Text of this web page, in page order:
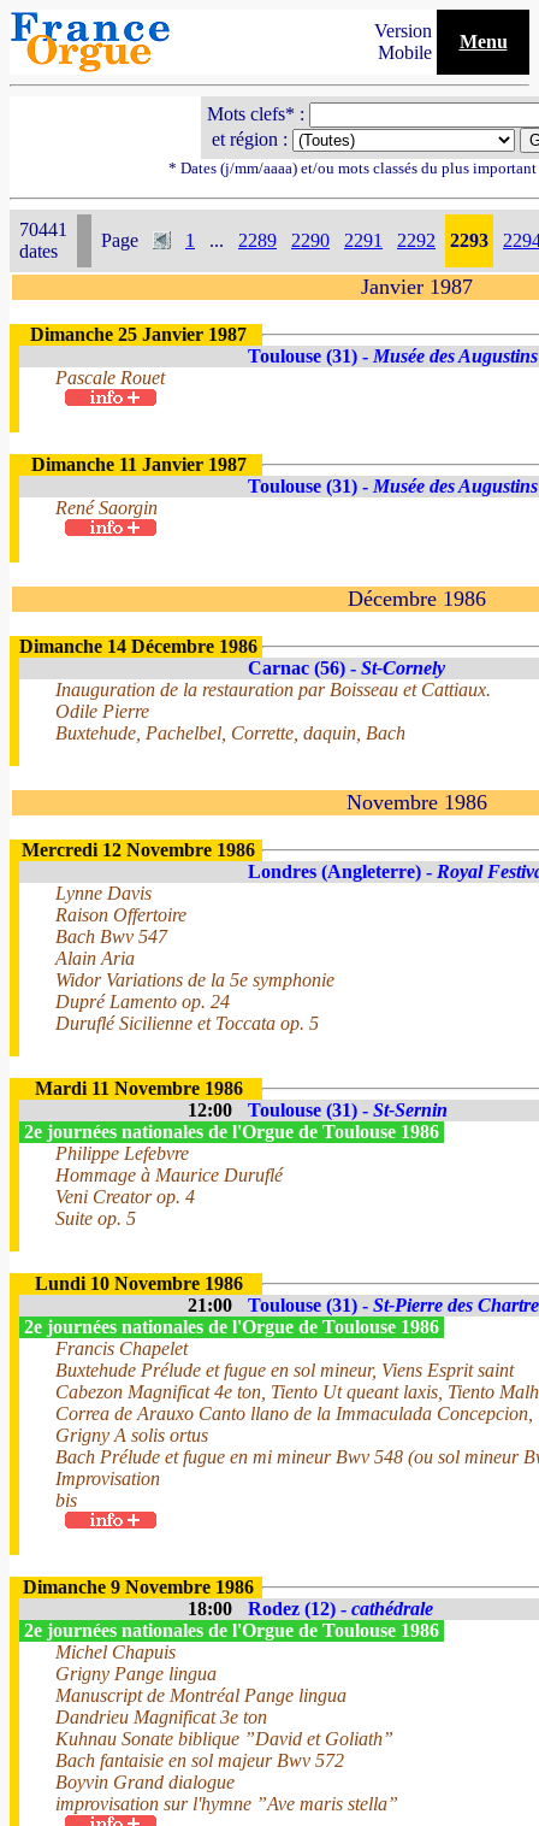
Version
Mobile
Menu
Mots clefs* :
et région :
* Dates (j/mm/aaaa) et/ou mots classés du plus
70441
dates
Page 1 ... 2289 2290 2291 2292 2293
Janvier 1987
Dimanche 25 Janvier 1987
Toulouse (31) - Musée des Augustins
Pascale Rouet
Dimanche 11 Janvier 1987
Toulouse (31) - Musée des Augustins
René Saorgin
Décembre 1986
Dimanche 14 Décembre 1986
Carnac (56) - St-Cornely
Inauguration de la restauration par Boisseau et Cattiaux.
Odile Pierre
Buxtehude, Pachelbel, Corrette, daquin, Bach
Novembre 1986
Mercredi 12 Novembre 1986
Londres (Angleterre) - Royal
Lynne Davis
Raison Offertoire
Bach Bwv 547
Alain Aria
Widor Variations de la 5e symphonie
Dupré Lamento op. 24
Duruflé Sicilienne et Toccata op. 5
Mardi 11 Novembre 1986
12:00
Toulouse (31) - St-Sernin
2e journées nationales de l'Orgue de Toulouse 1986
Philippe Lefebvre
Hommage à Maurice Duruflé
Veni Creator op. 4
Suite op. 5
Lundi 10 Novembre 1986
21:00
Toulouse (31) - St-Pierre des
2e journées nationales de l'Orgue de Toulouse 1986
Francis Chapelet
Buxtehude Prélude et fugue en sol mineur, Viens Esprit saint
Cabezon Magnificat 4e ton, Tiento Ut queant laxis, Tiento
Correa de Arauxo Canto llano de la Immaculada Concepcion,
Grigny A solis ortus
Bach Prélude et fugue en mi mineur Bwv 548 (ou sol mineur
Improvisation
bis
Dimanche 9 Novembre 1986
18:00
Rodez (12) - cathédrale
2e journées nationales de l'Orgue de Toulouse 1986
Michel Chapuis
Grigny Pange lingua
Manuscript de Montréal Pange lingua
Dandrieu Magnificat 3e ton
Kuhnau Sonate biblique ”David et Goliath”
Bach fantaisie en sol majeur Bwv 572
Boyvin Grand dialogue
improvisation sur l'hymne ”Ave maris stella”